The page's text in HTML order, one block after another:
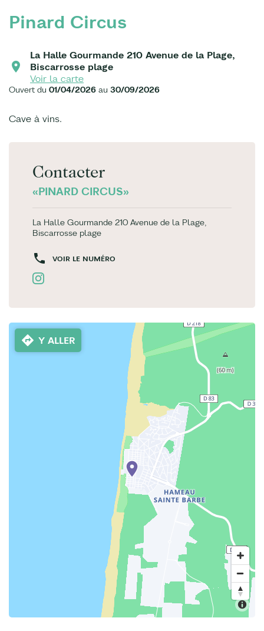
Pinard Circus
La Halle Gourmande 210 Avenue de la Plage,
Biscarrosse plage
Voir la carte
Ouvert du 01/04/2026 au 30/09/2026
Cave à vins.
Contacter
«PINARD CIRCUS»
La Halle Gourmande 210 Avenue de la Plage,
Biscarrosse plage
VOIR LE NUMÉRO
Y ALLER